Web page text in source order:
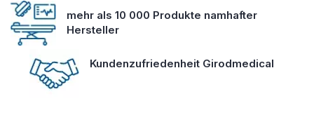
mehr als 10 000 Produkte namhafter
Hersteller
Kundenzufriedenheit Girodmedical